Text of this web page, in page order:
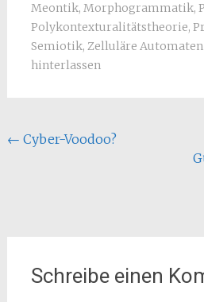
Meontik, Morphogrammatik,
Polykontexturalitätstheorie,
Semiotik, Zelluläre Automaten
hinterlassen
Beitragsnavigation
← Cyber-Voodoo?
Schreibe einen